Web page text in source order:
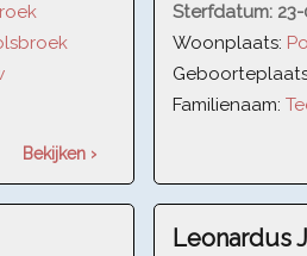
Bekijken ›
Sterfdatum:
Woonplaats:
Familienaam:
Leonardus